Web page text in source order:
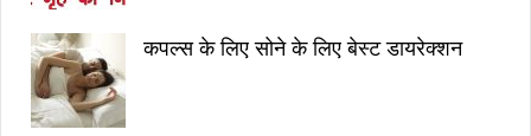
कपल्स के लिए सोने के लिए बेस्ट डायरेक्शन